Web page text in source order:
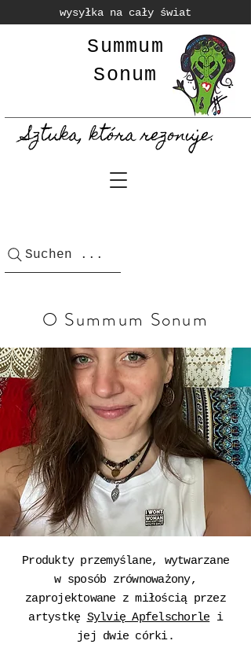
wysyłka na cały świat
Sztuka, która rezonuje.
Summum
Sonum
Suchen ...
O Summum Sonum
Produkty przemyślane, wytwarzane
w sposób zrównoważony,
zaprojektowane z miłością przez
artystkę Sylvię Apfelschorle i
jej dwie córki.